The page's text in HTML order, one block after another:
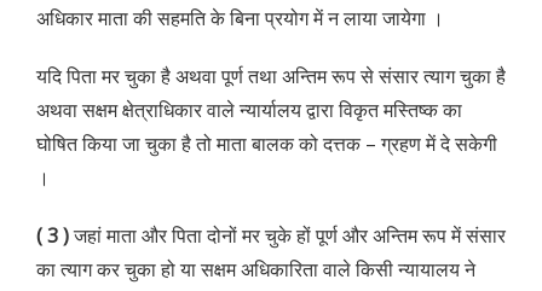
अधिकार माता की सहमति के बिना प्रयोग में न लाया जायेगा ।
यदि पिता मर चुका है अथवा पूर्ण तथा अन्तिम रूप से संसार त्याग चुका है
अथवा सक्षम क्षेत्राधिकार वाले न्यार्यालय द्वारा विकृत मस्तिष्क का
घोषित किया जा चुका है तो माता बालक को दत्तक – ग्रहण में दे सकेगी
।
( 3 )जहां माता और पिता दोनों मर चुके हों पूर्ण और अन्तिम रूप में संसार
का त्याग कर चुका हो या सक्षम अधिकारिता वाले किसी न्यायालय ने